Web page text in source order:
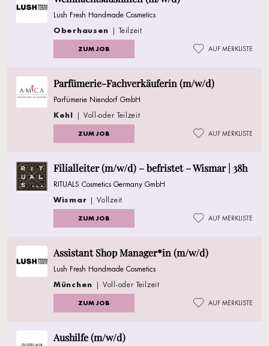
Lush Fresh Handmade Cosmetics
Oberhausen | Teilzeit
ZUM JOB AUF MERKLISTE
Parfümerie-Fachverkäuferin (m/w/d)
Parfümerie Niendorf GmbH
Kehl | Voll-oder Teilzeit
ZUM JOB AUF MERKLISTE
Filialleiter (m/w/d) – befristet – Wismar | 38h
RITUALS Cosmetics Germany GmbH
Wismar | Vollzeit
ZUM JOB AUF MERKLISTE
Assistant Shop Manager*in (m/w/d)
Lush Fresh Handmade Cosmetics
München | Voll-oder Teilzeit
ZUM JOB AUF MERKLISTE
Aushilfe (m/w/d)